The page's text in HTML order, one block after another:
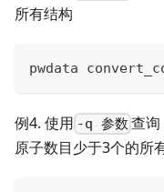
所有结构
pwdata
例4. 使用 -q 参数 查
原子数目少于3个的所